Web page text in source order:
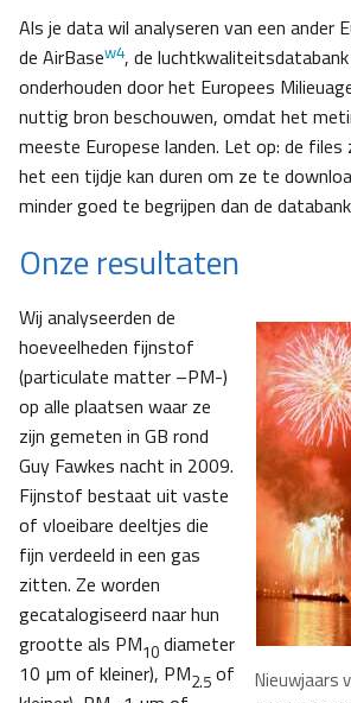
Als je data wil analyseren van een ander
de AirBasew4, de
onderhouden door het Europees
nuttig bron beschouwen, omdat het
meeste Europese landen. Let op: de
het een tijdje kan duren om ze te
minder goed te begrijpen dan de
Onze resultaten
Nieuwjaars
Wij analyseerden de
hoeveelheden fijnstof
(particulate matter –PM-)
op alle plaatsen waar ze
zijn gemeten in GB rond
Guy Fawkes nacht in 2009.
Fijnstof bestaat uit vaste
of vloeibare deeltjes die
fijn verdeeld in een gas
zitten. Ze worden
gecatalogiseerd naar hun
grootte als PM10 diameter
10 µm of kleiner), PM2.5 of